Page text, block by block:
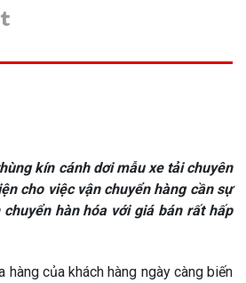
kín cánh dơi mẫu xe tải chuyên
cho việc vận chuyển hàng cần sự
hàn hóa với giá bán rất hấp
hàng của khách hàng ngày càng biến